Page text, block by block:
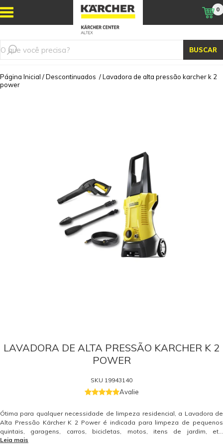
BUSCAR
0
Página Inicial /Descontinuados /Lavadora de alta pressão karcher k 2
power
LAVADORA DE ALTA PRESSÃO KARCHER K 2
POWER
SKU 19943140
Avalie
Ótima para qualquer necessidade de limpeza residencial, a Lavadora de
Alta Pressão Kärcher K 2 Power é indicada para limpeza de pequenos
quintais, garagens, carros, bicicletas, motos, itens de jardim, etc.
Equipamento com alojamento para seus acessórios no braço do carrinho
Leia mais